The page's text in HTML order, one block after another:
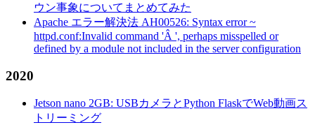
ウン事象についてまとめてみた
Apache エラー解決法 AH00526: Syntax error ~
httpd.conf:Invalid command 'Â ', perhaps misspelled or
defined by a module not included in the server configuration
2020
Jetson nano 2GB: USBカメラとPython FlaskでWeb動画ス
トリーミング